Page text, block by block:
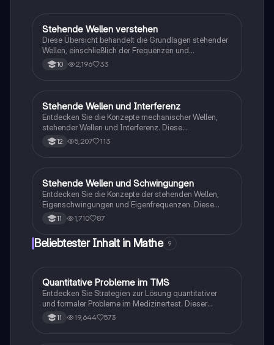
Physik
Stehende Wellen verstehen
Diese Übersicht behandelt die Grundlagen stehender
Wellen, einschließlich der Frequenzen und
Wellenlängen für verschiedene Oberwellen. Erfahren
Sie mehr über die Bildung von Knoten und Bäuchen
sich auf Resonanz und harmonische Schwingungen
konzentrieren.
10 2,196 33
Physik
Stehende Wellen und Interferenz
Entdecken Sie die Konzepte mechanischer Wellen,
stehender Wellen und Interferenz. Diese
Zusammenfassung behandelt die Prinzipien der
Überlagerung, harmonische Schwingungen und die
12 5,207 113
Physik
Stehende Wellen und Schwingungen
Entdecken Sie die Konzepte der stehenden Wellen,
Eigenschwingungen und Eigenfrequenzen. Diese
Zusammenfassung behandelt die Grundlagen der
Wellenbewegung, die Prinzipien der Interferenz und
die mathematischen Modelle zur Beschreibung von
Schwingungen. Ideal für Schüler im Leistungsfach
11 1,710 87
Beliebtester Inhalt in Mathe 9
Mathe
Quantitative Probleme im TMS
Entdecken Sie Strategien zur Lösung quantitativer
und formaler Probleme im Medizinertest. Dieser
Leitfaden umfasst wichtige Formeln zur
Prozentrechnung, Umrechnungen von Einheiten und
11 19,644 573